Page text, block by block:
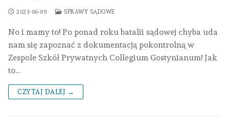
2023-06-09 SPRAWY SĄDOWE
No i mamy to! Po ponad roku batalii sądowej chyba uda
nam się zapoznać z dokumentacją pokontrolną w
Zespole Szkół Prywatnych Collegium Gostynianum! Jak
to…
CZYTAJ DALEJ →